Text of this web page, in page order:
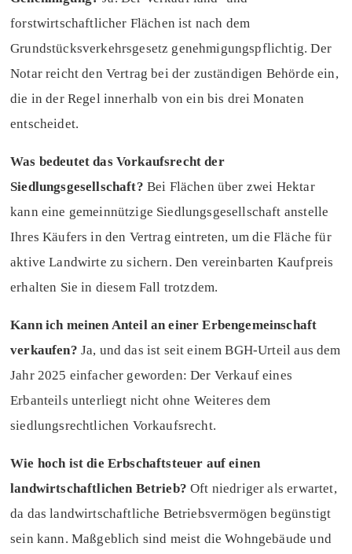
forstwirtschaftlicher Flächen ist nach dem
Grundstücksverkehrsgesetz genehmigungspflichtig. Der
Notar reicht den Vertrag bei der zuständigen Behörde ein,
die in der Regel innerhalb von ein bis drei Monaten
entscheidet.
Was bedeutet das Vorkaufsrecht der
Siedlungsgesellschaft? Bei Flächen über zwei Hektar
kann eine gemeinnützige Siedlungsgesellschaft anstelle
Ihres Käufers in den Vertrag eintreten, um die Fläche für
aktive Landwirte zu sichern. Den vereinbarten Kaufpreis
erhalten Sie in diesem Fall trotzdem.
Kann ich meinen Anteil an einer Erbengemeinschaft
verkaufen? Ja, und das ist seit einem BGH-Urteil aus dem
Jahr 2025 einfacher geworden: Der Verkauf eines
Erbanteils unterliegt nicht ohne Weiteres dem
siedlungsrechtlichen Vorkaufsrecht.
Wie hoch ist die Erbschaftsteuer auf einen
landwirtschaftlichen Betrieb? Oft niedriger als erwartet,
da das landwirtschaftliche Betriebsvermögen begünstigt
sein kann. Maßgeblich sind meist die Wohngebäude und